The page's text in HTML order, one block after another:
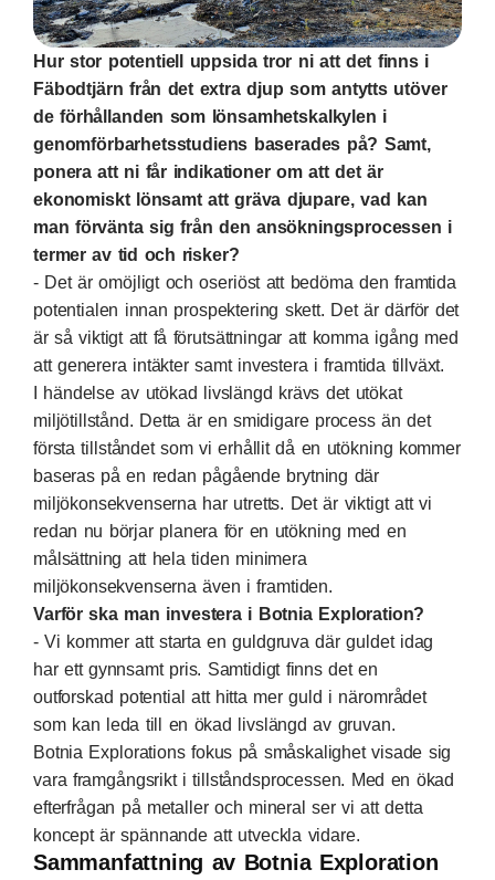
Hur stor potentiell uppsida tror ni att det finns i
Fäbodtjärn från det extra djup som antytts utöver
de förhållanden som lönsamhetskalkylen i
genomförbarhetsstudiens baserades på? Samt,
ponera att ni får indikationer om att det är
ekonomiskt lönsamt att gräva djupare, vad kan
man förvänta sig från den ansökningsprocessen i
termer av tid och risker?
- Det är omöjligt och oseriöst att bedöma den framtida
potentialen innan prospektering skett. Det är därför det
är så viktigt att få förutsättningar att komma igång med
att generera intäkter samt investera i framtida tillväxt.
I händelse av utökad livslängd krävs det utökat
miljötillstånd. Detta är en smidigare process än det
första tillståndet som vi erhållit då en utökning kommer
baseras på en redan pågående brytning där
miljökonsekvenserna har utretts. Det är viktigt att vi
redan nu börjar planera för en utökning med en
målsättning att hela tiden minimera
miljökonsekvenserna även i framtiden.
Varför ska man investera i Botnia Exploration?
- Vi kommer att starta en guldgruva där guldet idag
har ett gynnsamt pris. Samtidigt finns det en
outforskad potential att hitta mer guld i närområdet
som kan leda till en ökad livslängd av gruvan.
Botnia Explorations fokus på småskalighet visade sig
vara framgångsrikt i tillståndsprocessen. Med en ökad
efterfrågan på metaller och mineral ser vi att detta
koncept är spännande att utveckla vidare.
Sammanfattning av Botnia Exploration